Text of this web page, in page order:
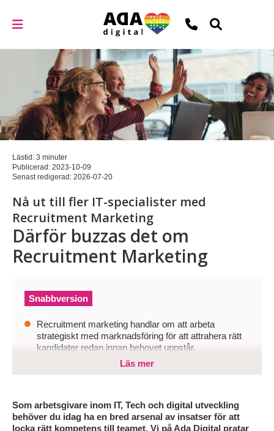
Lästid: 3 minuter
Publicerad: 2023-10-09
Senast redigerad: 2026-07-20
Nå ut till fler IT-specialister med
Recruitment Marketing
Därför buzzas det om
Recruitment Marketing
Snabbversion
Recruitment marketing handlar om att arbeta
strategiskt med marknadsföring för att attrahera rätt
kandidater redan innan behovet uppstår.
Företag som enbart annonserar när en tjänst blir ledig
träffsäkerhet.
För att lyckas behöver organisationer bygga ett starkt
Läs mer
Som arbetsgivare inom IT, Tech och digital utveckling
behöver du idag ha en bred arsenal av insatser för att
locka rätt kompetens till teamet. Vi på Ada Digital pratar